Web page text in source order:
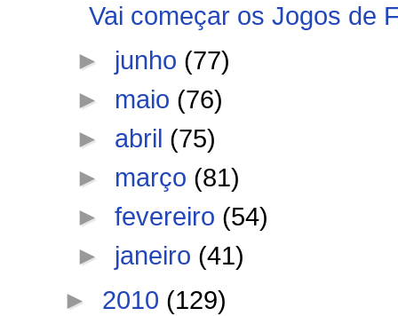
Vai começar os Jogos de
► junho (77)
► maio (76)
► abril (75)
► março (81)
►fevereiro (54)
► janeiro (41)
► 2010 (129)